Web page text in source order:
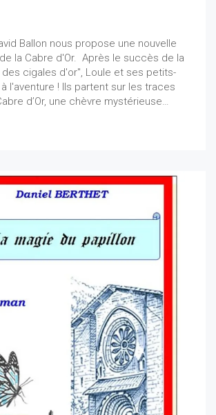
Ballon nous propose une nouvelle
la Cabre d'Or. Après le succès de la
des cigales d'or", Loule et ses petits-
l'aventure ! Ils partent sur les traces
d’Or, une chèvre mystérieuse…